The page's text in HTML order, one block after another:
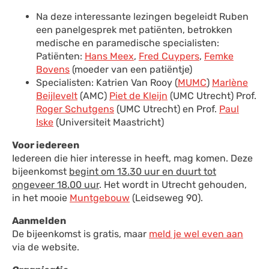
Na deze interessante lezingen begeleidt Ruben
een panelgesprek met patiënten, betrokken
medische en paramedische specialisten:
Patiënten: Hans Meex, Fred Cuypers, Femke
Bovens (moeder van een patiëntje)
Specialisten: Katrien Van Rooy (MUMC) Marlène
Beijlevelt (AMC) Piet de Kleijn (UMC Utrecht) Prof.
Roger Schutgens (UMC Utrecht) en Prof. Paul
Iske (Universiteit Maastricht)
Voor iedereen
Iedereen die hier interesse in heeft, mag komen. Deze
bijeenkomst begint om 13.30 uur en duurt tot
ongeveer 18.00 uur. Het wordt in Utrecht gehouden,
in het mooie Muntgebouw (Leidseweg 90).
Aanmelden
De bijeenkomst is gratis, maar meld je wel even aan
via de website.